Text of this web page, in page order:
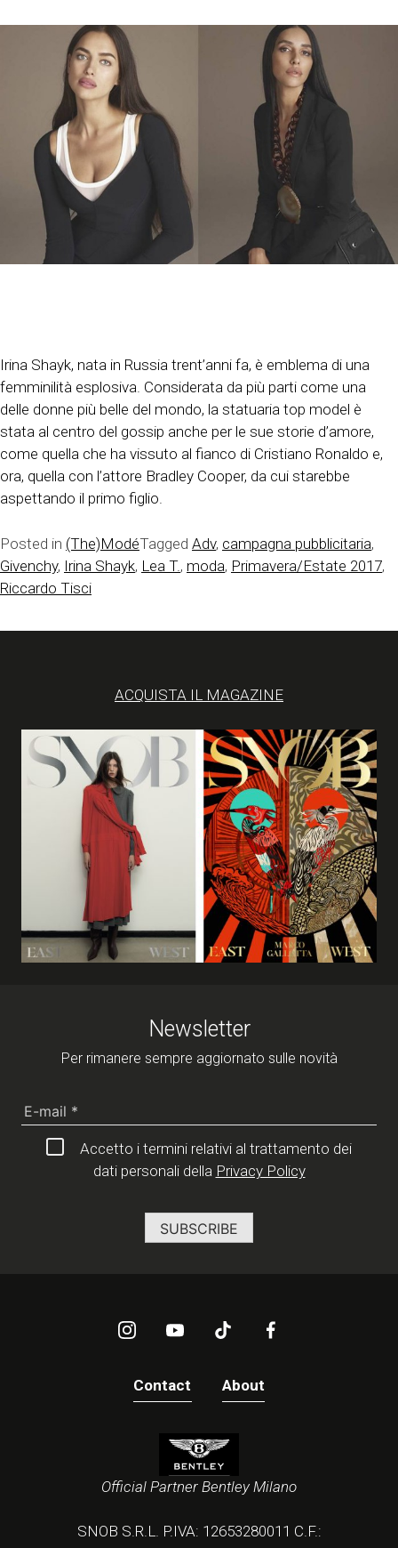
Irina Shayk, nata in Russia trent’anni fa, è emblema di una
femminilità esplosiva. Considerata da più parti come una
delle donne più belle del mondo, la statuaria top model è
stata al centro del gossip anche per le sue storie d’amore,
come quella che ha vissuto al fianco di Cristiano Ronaldo e,
ora, quella con l’attore Bradley Cooper, da cui starebbe
aspettando il primo figlio.
Posted in (The)ModéTagged Adv, campagna pubblicitaria,
Givenchy, Irina Shayk, Lea T., moda, Primavera/Estate 2017,
Riccardo Tisci
ACQUISTA IL MAGAZINE
Newsletter
Per rimanere sempre aggiornato sulle novità
Accetto i termini relativi al trattamento dei
dati personali della Privacy Policy
Contact About
Official Partner Bentley Milano
SNOB S.R.L. P.IVA: 12653280011 C.F.: